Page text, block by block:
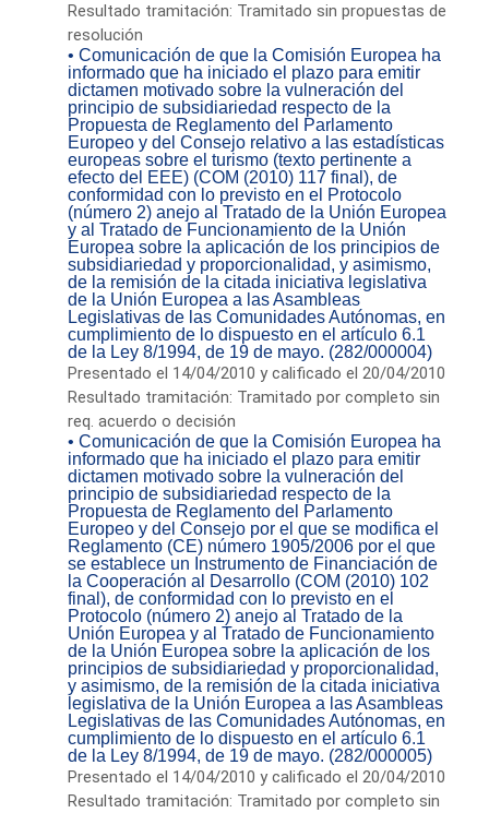
Resultado tramitación: Tramitado sin propuestas de
resolución
• Comunicación de que la Comisión Europea ha
informado que ha iniciado el plazo para emitir
dictamen motivado sobre la vulneración del
principio de subsidiariedad respecto de la
Propuesta de Reglamento del Parlamento
Europeo y del Consejo relativo a las estadísticas
europeas sobre el turismo (texto pertinente a
efecto del EEE) (COM (2010) 117 final), de
conformidad con lo previsto en el Protocolo
(número 2) anejo al Tratado de la Unión Europea
y al Tratado de Funcionamiento de la Unión
Europea sobre la aplicación de los principios de
subsidiariedad y proporcionalidad, y asimismo,
de la remisión de la citada iniciativa legislativa
de la Unión Europea a las Asambleas
Legislativas de las Comunidades Autónomas, en
cumplimiento de lo dispuesto en el artículo 6.1
de la Ley 8/1994, de 19 de mayo. (282/000004)
Presentado el 14/04/2010 y calificado el 20/04/2010
Resultado tramitación: Tramitado por completo sin
req. acuerdo o decisión
• Comunicación de que la Comisión Europea ha
informado que ha iniciado el plazo para emitir
dictamen motivado sobre la vulneración del
principio de subsidiariedad respecto de la
Propuesta de Reglamento del Parlamento
Europeo y del Consejo por el que se modifica el
Reglamento (CE) número 1905/2006 por el que
se establece un Instrumento de Financiación de
la Cooperación al Desarrollo (COM (2010) 102
final), de conformidad con lo previsto en el
Protocolo (número 2) anejo al Tratado de la
Unión Europea y al Tratado de Funcionamiento
de la Unión Europea sobre la aplicación de los
principios de subsidiariedad y proporcionalidad,
y asimismo, de la remisión de la citada iniciativa
legislativa de la Unión Europea a las Asambleas
Legislativas de las Comunidades Autónomas, en
cumplimiento de lo dispuesto en el artículo 6.1
de la Ley 8/1994, de 19 de mayo. (282/000005)
Presentado el 14/04/2010 y calificado el 20/04/2010
Resultado tramitación: Tramitado por completo sin